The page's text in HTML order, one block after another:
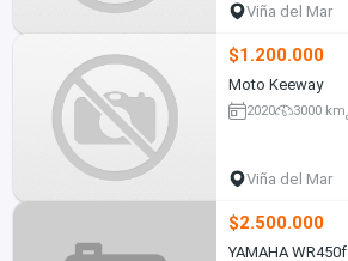
Viña del Mar
$1.200.000
Moto Keeway
2020 3000 km
Viña del Mar
$2.500.000
YAMAHA WR450f